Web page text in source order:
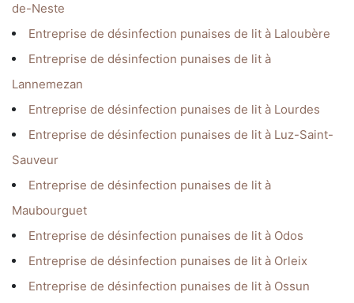
de-Neste
Entreprise de désinfection punaises de lit à Laloubère
Entreprise de désinfection punaises de lit à
Lannemezan
Entreprise de désinfection punaises de lit à Lourdes
Entreprise de désinfection punaises de lit à Luz-Saint-
Sauveur
Entreprise de désinfection punaises de lit à
Maubourguet
Entreprise de désinfection punaises de lit à Odos
Entreprise de désinfection punaises de lit à Orleix
Entreprise de désinfection punaises de lit à Ossun